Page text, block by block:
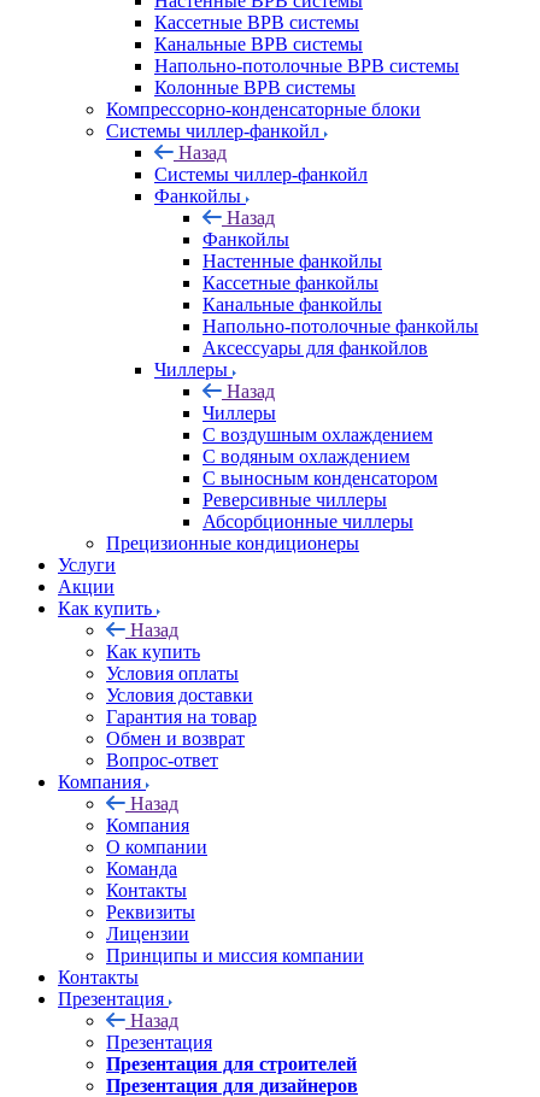
Кассетные ВРВ системы
Канальные ВРВ системы
Напольно-потолочные ВРВ системы
Колонные ВРВ системы
Компрессорно-конденсаторные блоки
Системы чиллер-фанкойл
Назад
Системы чиллер-фанкойл
Фанкойлы
Назад
Фанкойлы
Настенные фанкойлы
Кассетные фанкойлы
Канальные фанкойлы
Напольно-потолочные фанкойлы
Аксессуары для фанкойлов
Чиллеры
Назад
Чиллеры
С воздушным охлаждением
С водяным охлаждением
С выносным конденсатором
Реверсивные чиллеры
Абсорбционные чиллеры
Прецизионные кондиционеры
Услуги
Акции
Как купить
Назад
Как купить
Условия оплаты
Условия доставки
Гарантия на товар
Обмен и возврат
Вопрос-ответ
Компания
Назад
Компания
О компании
Команда
Контакты
Реквизиты
Лицензии
Принципы и миссия компании
Контакты
Презентация
Назад
Презентация
Презентация для строителей
Презентация для дизайнеров